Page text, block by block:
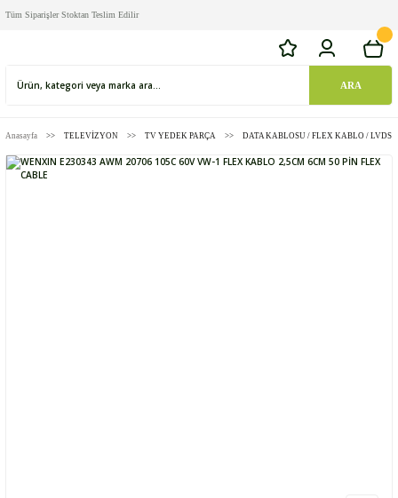
Tüm Siparişler Stoktan Teslim Edilir
ARA
Anasayfa TELEVİZYON TV YEDEK PARÇA DATA KABLOSU / FLEX KABLO / LVDS